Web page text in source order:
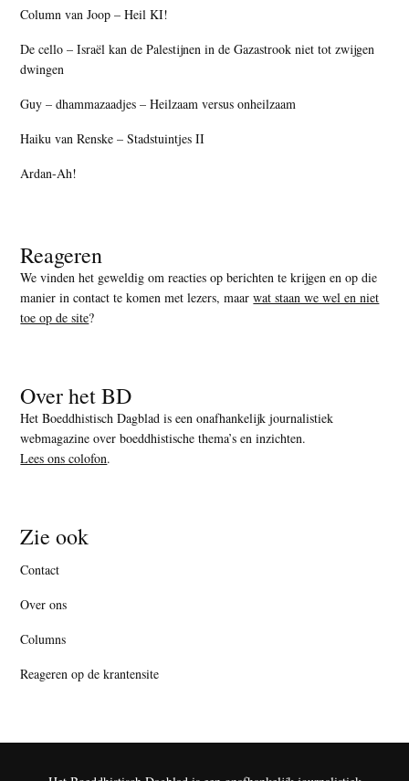
Column van Joop – Heil KI!
De cello – Israël kan de Palestijnen in de Gazastrook niet tot zwijgen
dwingen
Guy – dhammazaadjes – Heilzaam versus onheilzaam
Haiku van Renske – Stadstuintjes II
Ardan-Ah!
Reageren
We vinden het geweldig om reacties op berichten te krijgen en op die
manier in contact te komen met lezers, maarwat staan we wel en niet
toe op de site?
Over het BD
Het Boeddhistisch Dagblad is een onafhankelijk journalistiek
webmagazine over boeddhistische thema’s en inzichten.
Lees ons colofon.
Zie ook
Contact
Over ons
Columns
Reageren op de krantensite